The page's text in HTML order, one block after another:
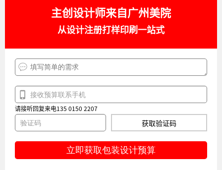
主创设计师来自广州美院
从设计注册打样印刷一站式
请接听回复来电135 0150 2207
获取验证码
立即获取包装设计预算